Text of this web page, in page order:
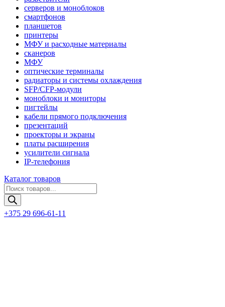
серверов и моноблоков
смартфонов
планшетов
принтеры
МФУ и расходные материалы
сканеров
МФУ
оптические терминалы
радиаторы и системы охлаждения
SFP/CFP-модули
моноблоки и мониторы
пигтейлы
кабели прямого подключения
презентаций
проекторы и экраны
платы расширения
усилители сигнала
IP-телефония
Каталог товаров
Поиск
товаров
+375 29 696-61-11